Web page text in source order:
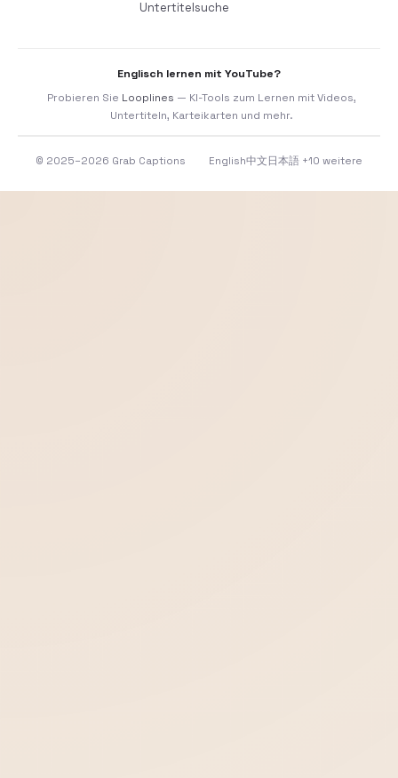
Untertitelsuche
Englisch lernen mit YouTube?
Probieren Sie Looplines — KI-Tools zum Lernen mit Videos,
Untertiteln, Karteikarten und mehr.
© 2025–2026 Grab Captions English中文 日本語 +10 weitere